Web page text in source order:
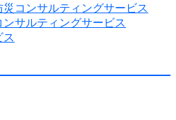
コンサルティングサービス
サルティングサービス
ス